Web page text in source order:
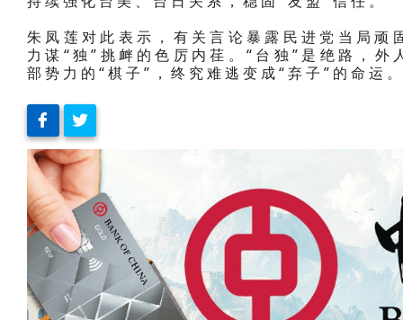
朱凤莲对此表示，有关言论暴露民进党当局顽
力谋“独”挑衅的色厉内荏。“台独”是绝路，
部势力的“棋子”，终究难逃变成“弃子”的命运